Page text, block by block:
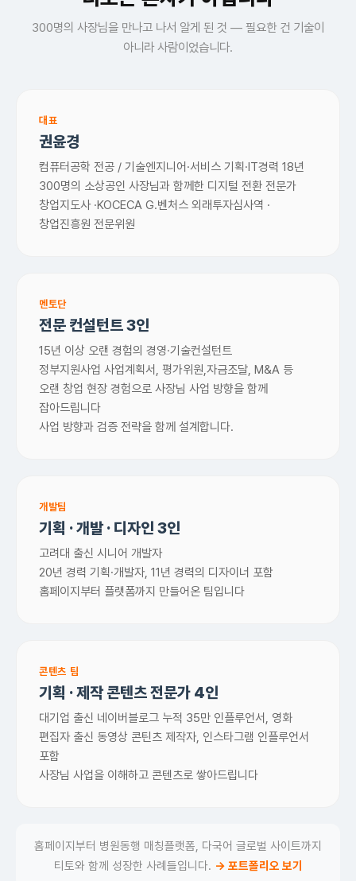
300명의 사장님을 만나고 나서 알게 된 것 — 필요한 건 기술이
아니라 사람이었습니다.
대표
권윤경
컴퓨터공학 전공 / 기술엔지니어·서비스 기획·IT경력 18년
300명의 소상공인 사장님과 함께한 디지털 전환 전문가
창업지도사 ·KOCECA G.벤처스 외래투자심사역 ·
창업진흥원 전문위원
멘토단
전문 컨설턴트 3인
15년 이상 오랜 경험의 경영·기술컨설턴트
정부지원사업 사업계획서, 평가위원,자금조달, M&A 등
오랜 창업 현장 경험으로 사장님 사업 방향을 함께
잡아드립니다
사업 방향과 검증 전략을 함께 설계합니다.
개발팀
기획 · 개발 · 디자인 3인
고려대 출신 시니어 개발자
20년 경력 기획·개발자, 11년 경력의 디자이너 포함
홈페이지부터 플랫폼까지 만들어온 팀입니다
콘텐츠 팀
기획 · 제작 콘텐츠 전문가 4인
대기업 출신 네이버블로그 누적 35만 인플루언서, 영화
편집자 출신 동영상 콘틴츠 제작자, 인스타그램 인플루언서
포함
사장님 사업을 이해하고 콘텐츠로 쌓아드립니다
홈페이지부터 병원동행 매칭플랫폼, 다국어 글로벌 사이트까지
티토와 함께 성장한 사례들입니다. → 포트폴리오 보기